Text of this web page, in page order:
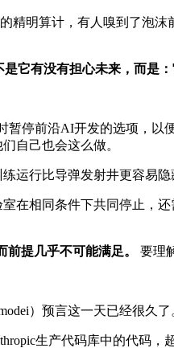
精明算计，有人嗅到了泡
它有没有担心未来，而是
停前沿AI开发的选项，
自己也会这么做。
运行比导弹发射井更容易
在相同条件下共同停止，
提几乎不可能满足。 要理
）预言这一天已经很久
生产代码库中的代码，